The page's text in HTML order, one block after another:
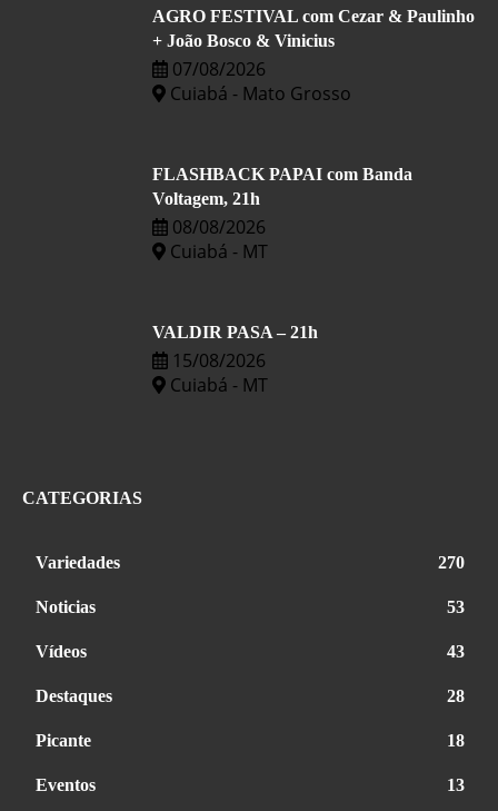
AGRO FESTIVAL com Cezar & Paulinho
+ João Bosco & Vinicius
07/08/2026
Cuiabá - Mato Grosso
FLASHBACK PAPAI com Banda
Voltagem, 21h
08/08/2026
Cuiabá - MT
VALDIR PASA – 21h
15/08/2026
Cuiabá - MT
CATEGORIAS
Variedades 270
Noticias 53
Vídeos 43
Destaques 28
Picante 18
Eventos 13